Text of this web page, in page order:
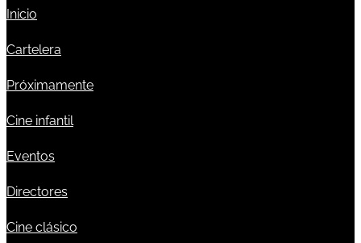
Inicio
Cartelera
Próximamente
Cine infantil
Eventos
Directores
Cine clásico